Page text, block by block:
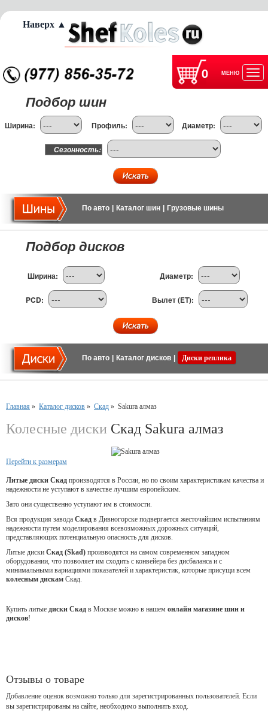
0 МЕНЮ
Подбор шин
Ширина: Профиль: Диаметр:
Сезонность:
По авто Каталог шин Грузовые шины
Подбор дисков
Ширина: Диаметр:
PCD: Вылет (ET):
По авто Каталог дисков Диски реплика
Главная » Каталог дисков » Скад » Sakura алмаз
Колесные диски Скад Sakura алмаз
Перейти к размерам
Литые диски Скад производятся в России, но по своим характеристикам качества и
надежности не уступают в качестве лучшим европейским.
Зато они существенно уступают им в стоимости.
Вся продукция завода Скад в Дивногорске подвергается жесточайшим испытаниям
надежности путем моделирования всевозможных дорожных ситуаций,
представляющих потенциальную опасность для дисков.
Литые диски Скад (Skad) производятся на самом современном западном
оборудовании, что позволяет им сходить с конвейера без дисбаланса и с
минимальными вариациями показателей и характеристик, которые присущи всем
колесным дискам Скад.
Купить литые диски Скад в Москве можно в нашем онлайн магазине шин и
дисков!
Отзывы о товаре
Добавление оценок возможно только для зарегистрированных пользователей. Если
вы зарегистрированы на сайте, необходимо выполнить вход.
Наверх ▲